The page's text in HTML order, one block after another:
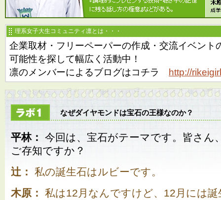
理系女子大生コミュニティ凛とは・・・
企業取材・フリーペーパーの作成・交流イベント
可能性を探して幅広く活動中！
凛のメンバーによるブログはコチラ http://
なぜダイヤモンドは宝石の王様なのか？
平林：
今回は、宝石がテーマです。皆さん
ご存知ですか？
辻：
私の誕生石はルビーです。
木原：
私は12月なんですけど、12月には